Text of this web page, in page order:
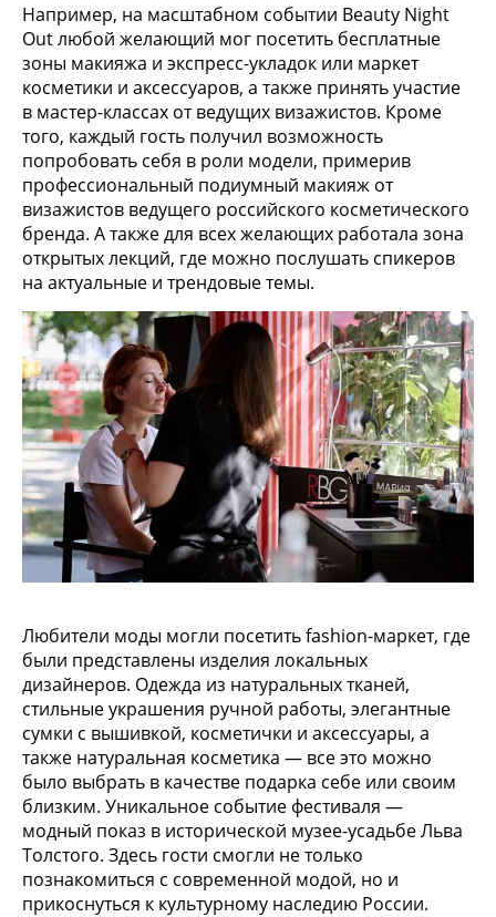
Например, на масштабном событии Beauty Night
Out любой желающий мог посетить бесплатные
зоны макияжа и экспресс-укладок или маркет
косметики и аксессуаров, а также принять участие
в мастер-классах от ведущих визажистов. Кроме
того, каждый гость получил возможность
попробовать себя в роли модели, примерив
профессиональный подиумный макияж от
визажистов ведущего российского косметического
бренда. А также для всех желающих работала зона
открытых лекций, где можно послушать спикеров
на актуальные и трендовые темы.
Любители моды могли посетить fashion-маркет, где
были представлены изделия локальных
дизайнеров. Одежда из натуральных тканей,
стильные украшения ручной работы, элегантные
сумки с вышивкой, косметички и аксессуары, а
также натуральная косметика — все это можно
было выбрать в качестве подарка себе или своим
близким. Уникальное событие фестиваля —
модный показ в исторической музее-усадьбе Льва
Толстого. Здесь гости смогли не только
познакомиться с современной модой, но и
прикоснуться к культурному наследию России.